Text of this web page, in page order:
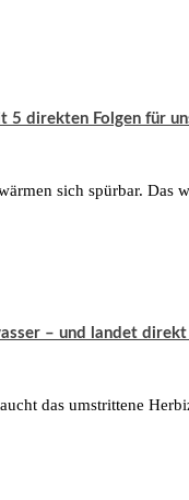
5 direkten Folgen für
sich spürbar. Das
– und landet direkt
das umstrittene